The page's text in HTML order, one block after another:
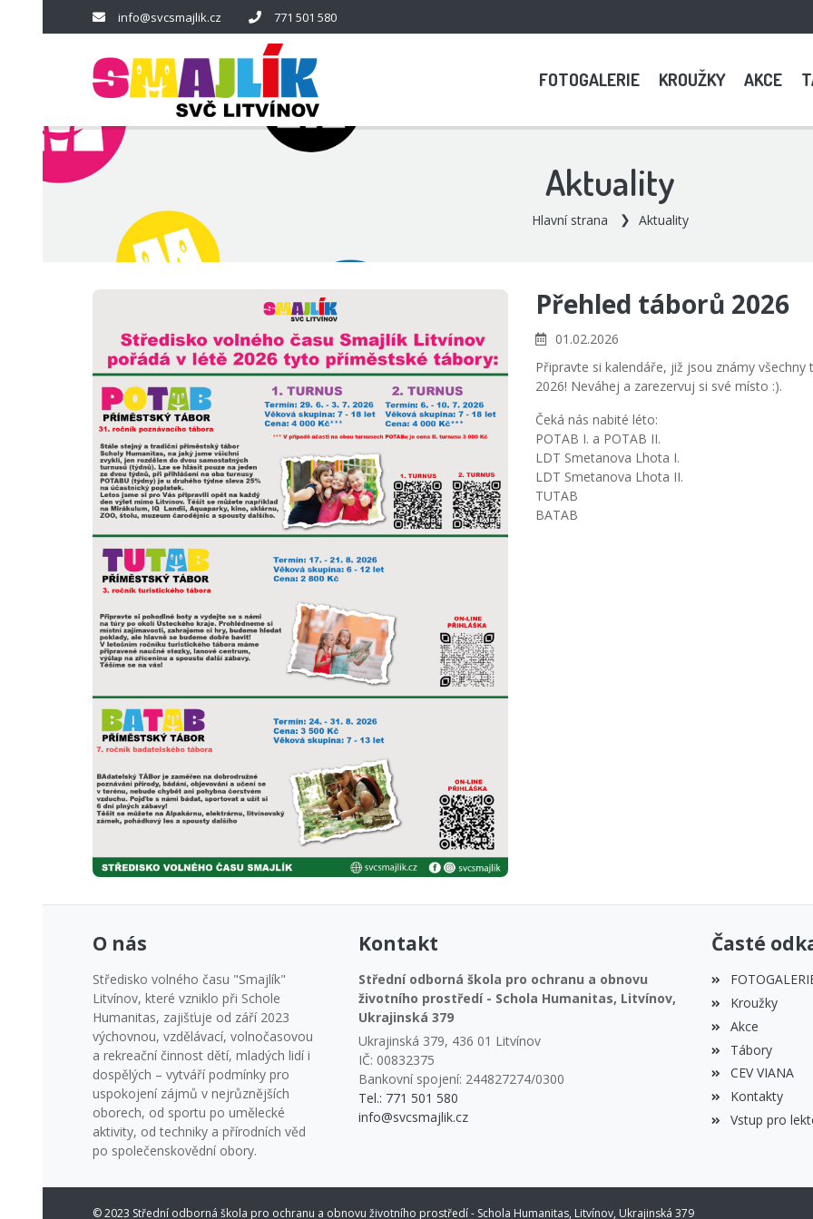
info@svcsmajlik.cz 771 501 580
FOTOGALERIE KROUŽKY AKCE
Aktuality
Hlavní strana Aktuality
Přehled táborů 2026
01.02.2026
Připravte si kalendáře, již jsou známy
2026! Neváhej a zarezervuj si své místo :).
Čeká nás nabité léto:
POTAB I. a POTAB II.
LDT Smetanova Lhota I.
LDT Smetanova Lhota II.
TUTAB
BATAB
O nás
Středisko volného času "Smajlík"
Litvínov, které vzniklo při Schole
Humanitas, zajišťuje od září 2023
výchovnou, vzdělávací, volnočasovou
a rekreační činnost dětí, mladých lidí i
dospělých – vytváří podmínky pro
uspokojení zájmů v nejrůznějších
oborech, od sportu po umělecké
aktivity, od techniky a přírodních věd
po společenskovědní obory.
Kontakt
Střední odborná škola pro ochranu a obnovu
životního prostředí - Schola Humanitas, Litvínov,
Ukrajinská 379
Ukrajinská 379, 436 01 Litvínov
IČ: 00832375
Bankovní spojení: 244827274/0300
Tel.: 771 501 580
info@svcsmajlik.cz
Časté
Kroužky
Akce
Tábory
CEV VIANA
Kontakty
Vstup pro
© 2023 Střední odborná škola pro ochranu a obnovu životního prostředí - Schola Humanitas, Litvínov, Ukrajinská 379